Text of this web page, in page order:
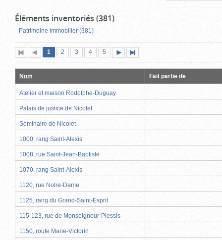
Éléments inventoriés (381)
Patrimoine immobilier (381)
Première
page
Page
précédente
Page
1 (page
actuelle)
Page
2 Page
3 Page
4 Page
5
suivante
page
Nom Fait partie de
Atelier et maison Rodolphe-Duguay
Palais de justice de Nicolet
Séminaire de Nicolet
1000, rang Saint-Alexis
1008, rue Saint-Jean-Baptiste
1070, rang Saint-Alexis
1120, rue Notre-Dame
1125, rang du Grand-Saint-Esprit
115-123, rue de Monseigneur-Plessis
1150, route Marie-Victorin